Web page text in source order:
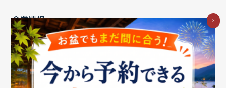
企業情報
ご利用中の方
お問い合わせ消費税の表示 ウェブアクセシビリティの取り組み
×